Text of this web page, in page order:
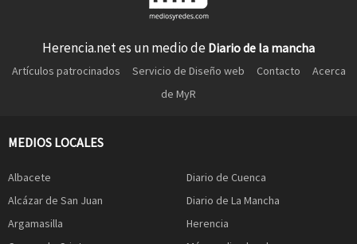
Herencia.net es un medio de Diario de la mancha
Artículos patrocinados Servicio de Diseño web Contacto
Acerca
de MyR
MEDIOS LOCALES
Albacete
Alcázar de San Juan
Argamasilla
Diario de Cuenca
Diario de La Mancha
Herencia